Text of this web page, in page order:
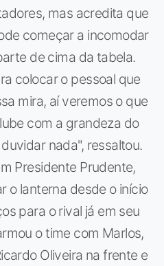
mas acredita que
começar a incomodar
de cima da tabela.
colocar o pessoal que
mira, aí veremos o que
com a grandeza do
nada", ressaltou.
Presidente Prudente,
o lanterna desde o início
para o rival já em seu
o time com Marlos,
Oliveira na frente e